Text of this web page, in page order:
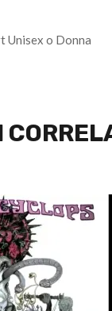
Unisex o Donna